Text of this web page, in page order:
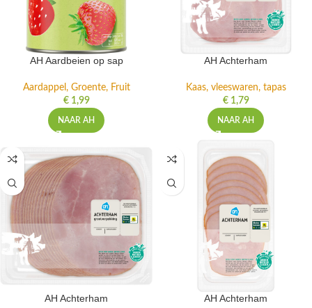
AH Aardbeien op sap
Aardappel, Groente, Fruit
€1,99
NAAR AH
AH Achterham
Kaas, vleeswaren, tapas
€1,79
NAAR AH
AH Achterham AH Achterham